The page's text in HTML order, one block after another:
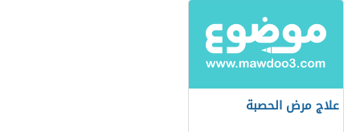
علاج مرض الحصبة